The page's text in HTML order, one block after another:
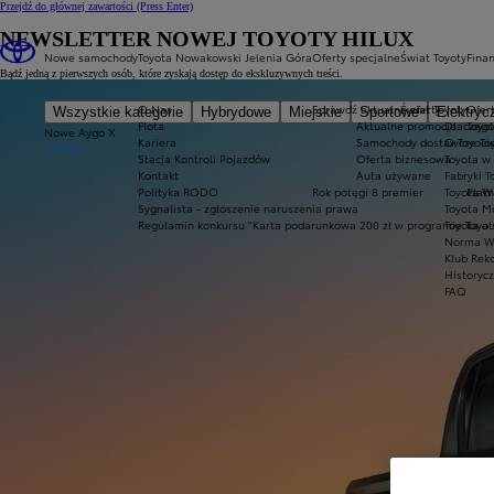
Przejdź do głównej zawartości (Press Enter)
Nowe samochody
Wszystkie kategorie Hybrydowe Miejskie Sportowe
Nowe Aygo X
HYBRID
Toyota Nowakowski Jelenia Góra
O Nas
Flota
Kariera
Stacja Kontroli Pojazdów
Kontakt
Polityka RODO
Sygnalista - zgłoszenie naruszenia prawa
Regulamin konkursu "Karta podarunkowa 200 zł w programie
Oferty specjalne
Sprawdź aktualne oferty
Aktualne promocje
Samochody dostawcze
Oferta biznesowa
Auta używane
Rok potęgi 8 premier
Świat Toyoty
Świat Toyoty
O
Toyota
Fabryki
Toyota
Toyota
Toyota a
Norma
Klub
FAQ
NEWSLETTER NOWEJ TOYOTY HILUX
Bądź jedną z pierwszych osób, które zyskają dostęp do ekskluzywnych treści.